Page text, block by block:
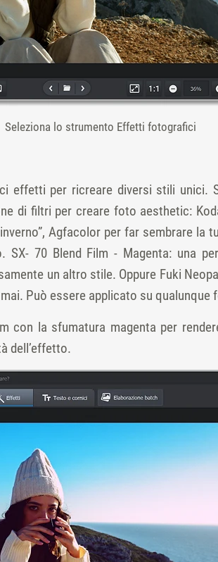
Seleziona lo strumento Effetti fotografici
effetti per ricreare diversi stili unici.
di filtri per creare foto aesthetic:
Agfacolor per far sembrare la
SX- 70 Blend Film - Magenta: una
un altro stile. Oppure Fuki
Può essere applicato su qualunque
con la sfumatura magenta per
dell’effetto.